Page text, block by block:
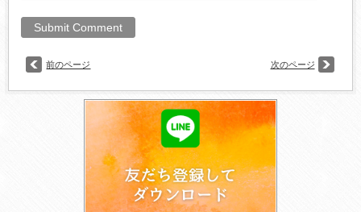
前のページ 次のページ